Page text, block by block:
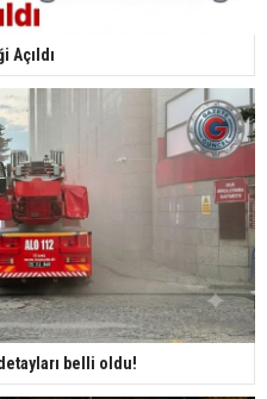
Açıldı
belli oldu!